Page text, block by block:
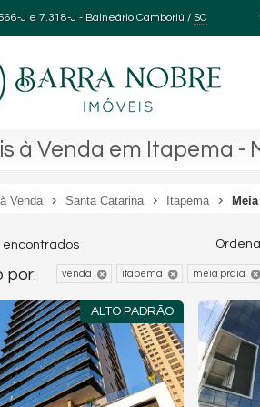
J e 7.318-J - Balneário Camboriú / SC
à Venda em Itapema -
Venda Santa Catarina Itapema
encontrados
por: venda itapema meia praia
ALTO PADRÃO